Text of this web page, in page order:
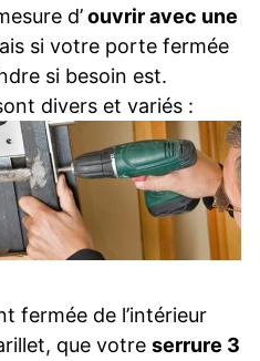
d’ouvrir avec une
si votre porte fermée
si besoin est.
divers et variés :
fermée de l’intérieur
que votre serrure 3